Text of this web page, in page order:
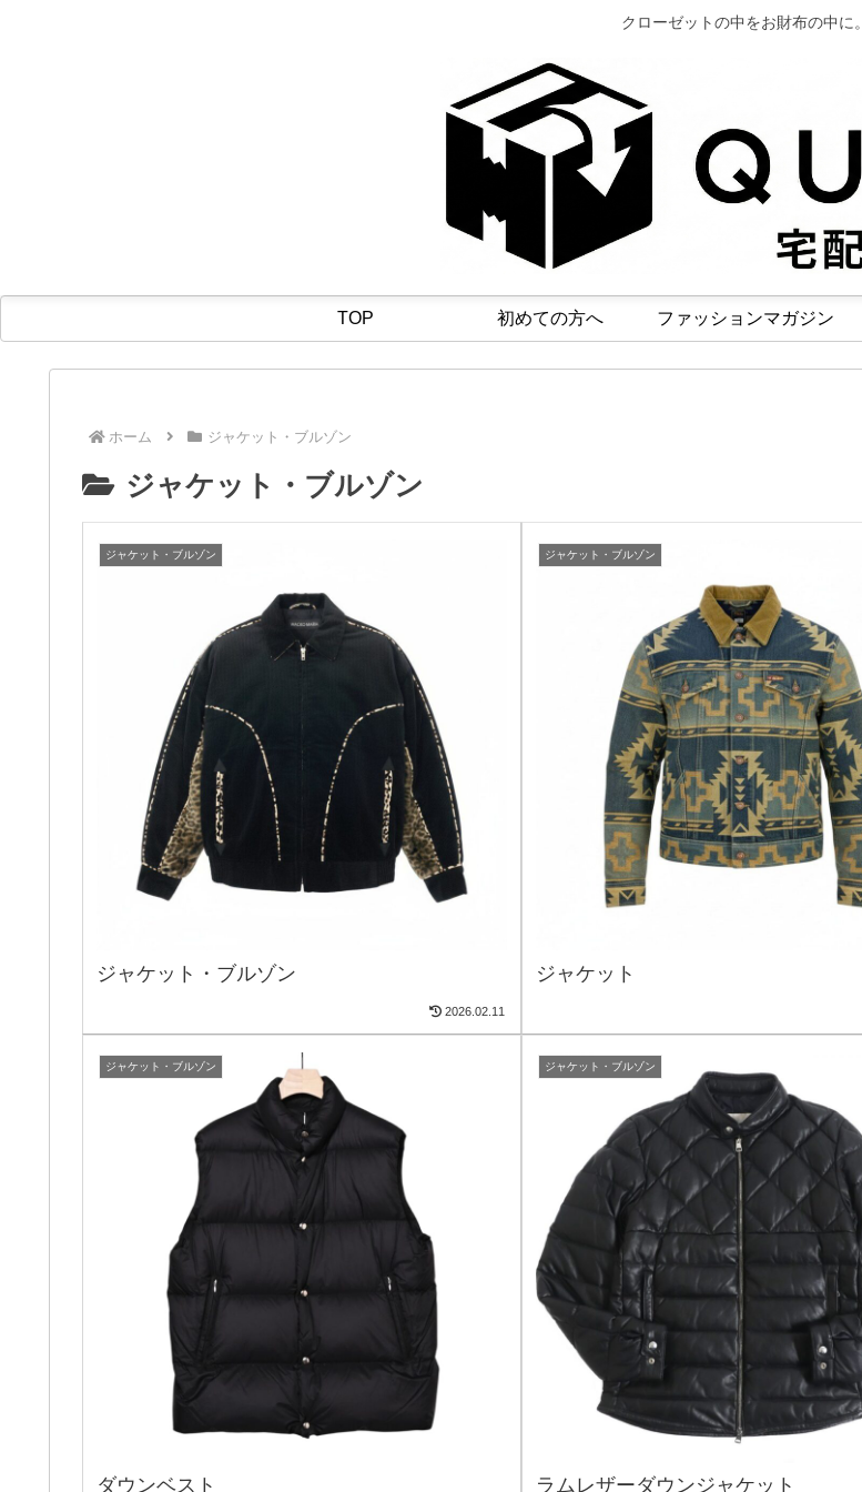
クローゼットの中をお財布の中に。
TOP 初めての方へ ファッションマガジン
ホーム ジャケット・ブルゾン
ジャケット・ブルゾン
ジャケット・ブルゾン
ジャケット・ブルゾン
2026.02.11
ジャケット・ブルゾン
ジャケット
ジャケット・ブルゾン
ダウンベスト
ジャケット・ブルゾン
ラムレザーダウンジャケット